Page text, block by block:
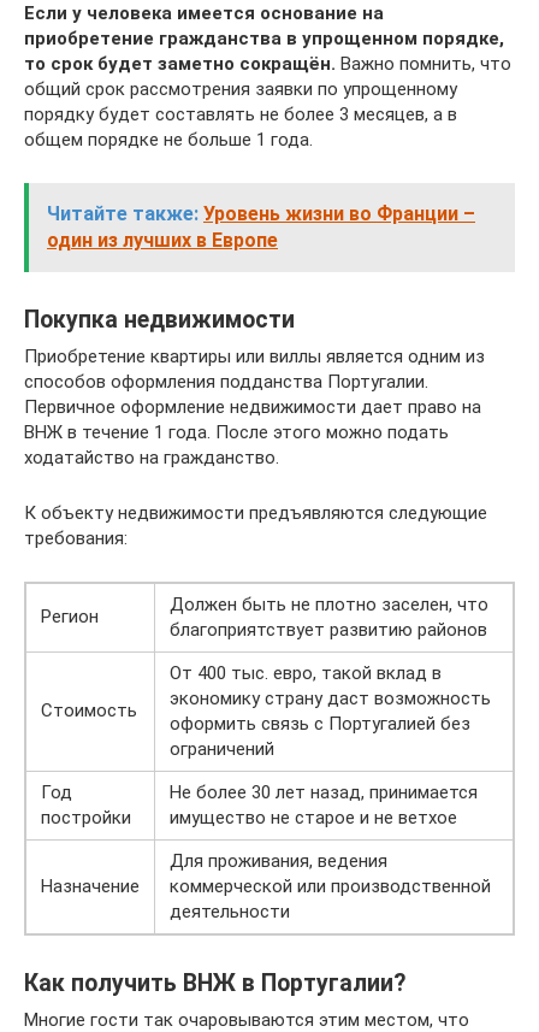
Если у человека имеется основание на
приобретение гражданства в упрощенном порядке,
то срок будет заметно сокращён. Важно помнить, что
общий срок рассмотрения заявки по упрощенному
порядку будет составлять не более 3 месяцев, а в
общем порядке не больше 1 года.
Читайте также: Уровень жизни во Франции –
один из лучших в Европе
Покупка недвижимости
Приобретение квартиры или виллы является одним из
способов оформления подданства Португалии.
Первичное оформление недвижимости дает право на
ВНЖ в течение 1 года. После этого можно подать
ходатайство на гражданство.
К объекту недвижимости предъявляются следующие
требования:
Регион
Должен быть не плотно заселен, что
благоприятствует развитию районов
Стоимость
От 400 тыс. евро, такой вклад в
экономику страну даст возможность
оформить связь с Португалией без
ограничений
Год
постройки
Не более 30 лет назад, принимается
имущество не старое и не ветхое
Назначение
Для проживания, ведения
коммерческой или производственной
деятельности
Как получить ВНЖ в Португалии?
Многие гости так очаровываются этим местом, что